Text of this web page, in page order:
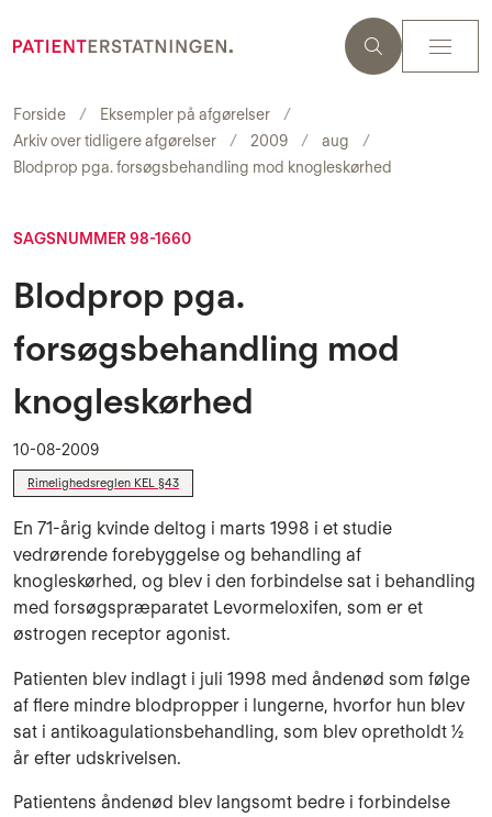
Forside
Eksempler på afgørelser
Arkiv over tidligere afgørelser
2009
aug
Blodprop pga. forsøgsbehandling mod knogleskørhed
SAGSNUMMER 98-1660
Blodprop pga.
forsøgsbehandling mod
knogleskørhed
10-08-2009
Rimelighedsreglen KEL §43
En 71-årig kvinde deltog i marts 1998 i et studie
vedrørende forebyggelse og behandling af
knogleskørhed, og blev i den forbindelse sat i behandling
med forsøgspræparatet Le­vormeloxifen, som er et
østrogen receptor agonist.
Patienten blev indlagt i juli 1998 med åndenød som følge
af flere mindre blodpropper i lungerne, hvorfor hun blev
sat i antikoagulationsbehandling, som blev opretholdt ½
år efter udskrivelsen.
Patientens åndenød blev langsomt bedre i forbindelse